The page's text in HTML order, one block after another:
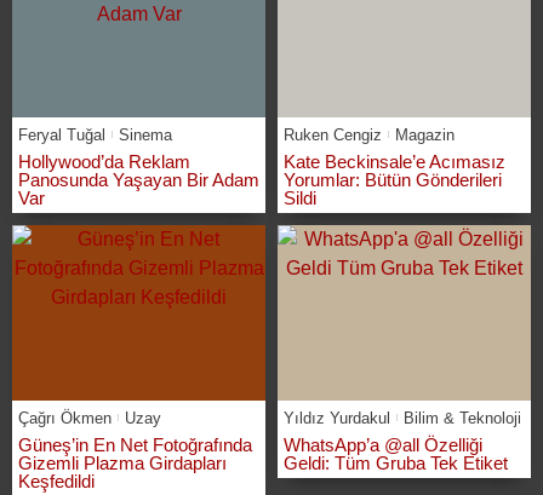
Feryal Tuğal Sinema
Hollywood’da Reklam
Panosunda Yaşayan Bir Adam
Var
Ruken Cengiz Magazin
Kate Beckinsale’e Acımasız
Yorumlar: Bütün Gönderileri
Sildi
Çağrı Ökmen Uzay
Güneş’in En Net Fotoğrafında
Gizemli Plazma Girdapları
Keşfedildi
Yıldız Yurdakul Bilim & Teknoloji
WhatsApp’a @all Özelliği
Geldi: Tüm Gruba Tek Etiket